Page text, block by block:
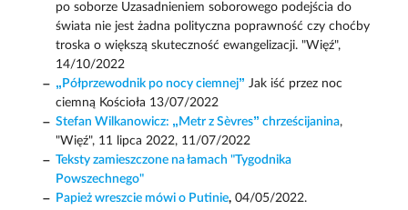
po soborze Uzasadnieniem soborowego podejścia do
świata nie jest żadna polityczna poprawność czy choćby
troska o większą skuteczność ewangelizacji. "Więź",
14/10/2022
„Półprzewodnik po nocy ciemnej” Jak iść przez noc
ciemną Kościoła 13/07/2022
Stefan Wilkanowicz: „Metr z Sèvres” chrześcijanina,
"Więź", 11 lipca 2022, 11/07/2022
Teksty zamieszczone na łamach "Tygodnika
Powszechnego"
Papież wreszcie mówi o Putinie,04/05/2022.